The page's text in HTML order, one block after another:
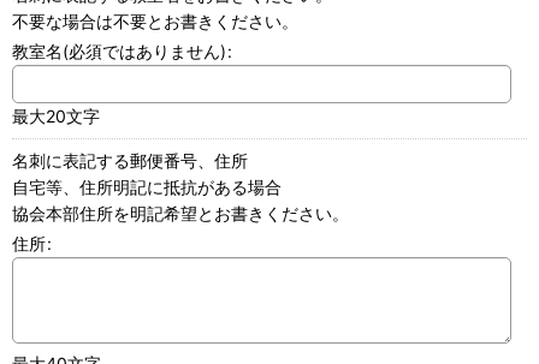
不要な場合は不要とお書きください。
教室名(必須ではありません):
最大20文字
名刺に表記する郵便番号、住所
自宅等、住所明記に抵抗がある場合
協会本部住所を明記希望とお書きください。
住所: